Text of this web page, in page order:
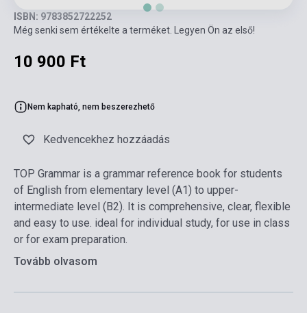
ISBN: 9783852722252
Még senki sem értékelte a terméket. Legyen Ön az első!
10 900 Ft
Nem kapható, nem beszerezhető
Kedvencekhez hozzáadás
TOP Grammar is a grammar reference book for students
of English from elementary level (A1) to upper-
intermediate level (B2). It is comprehensive, clear, flexible
and easy to use. ideal for individual study, for use in class
or for exam preparation.
Tovább olvasom